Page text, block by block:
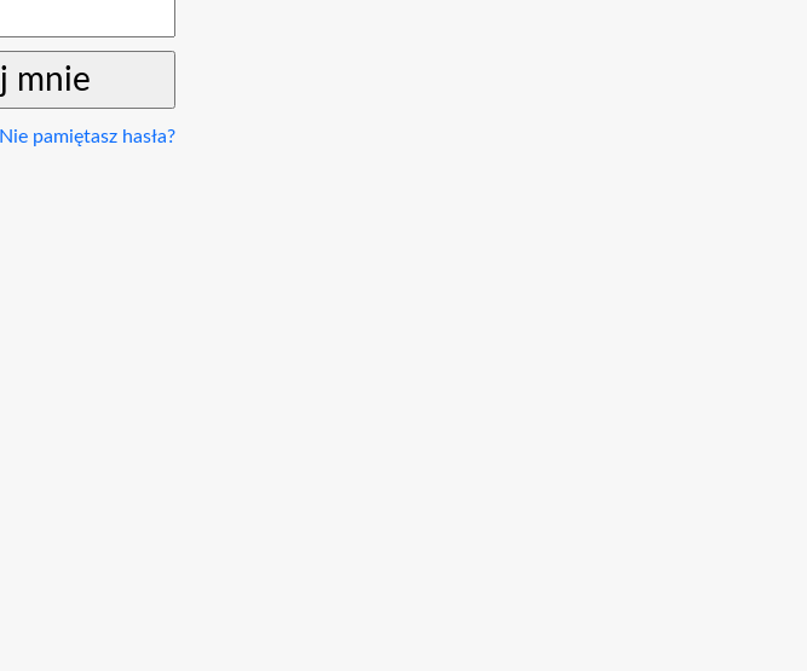
Nie pamiętasz hasła?